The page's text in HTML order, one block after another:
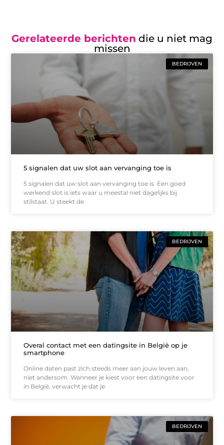
Gerelateerde berichten die u niet mag
missen
BEDRIJVEN
5 signalen dat uw slot aan vervanging toe is
5 signalen dat uw slot aan vervanging toe is Een goed
werkend slot is iets waar u meestal niet dagelijks bij
stilstaat. U steekt de
BEDRIJVEN
Overal contact met een datingsite in België op je
smartphone
Online daten past zich steeds meer aan jouw leven aan,
niet andersom. Wanneer je kiest voor een datingsite voor
in België, verwacht je dat je
BEDRIJVEN